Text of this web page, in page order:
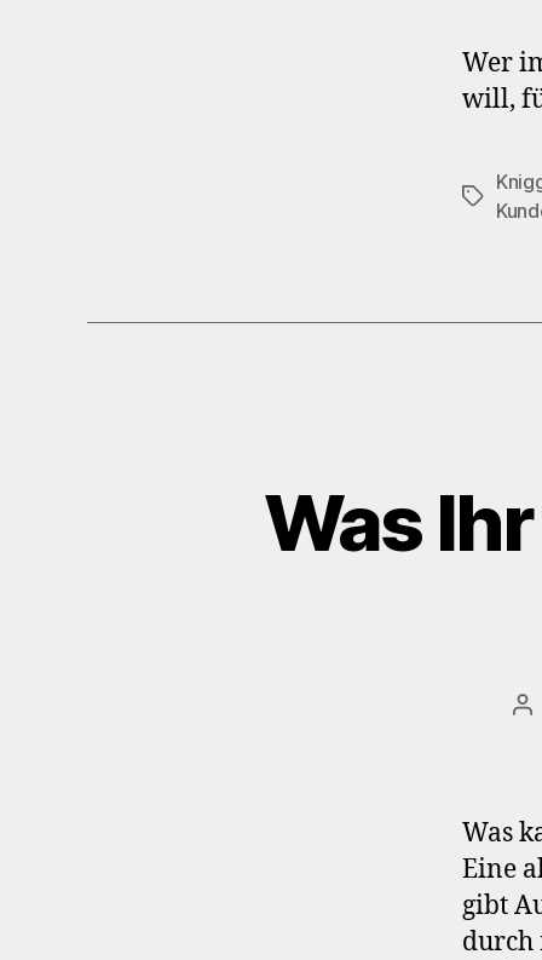
Wer
will,
Was
Was
Eine
gibt
durch